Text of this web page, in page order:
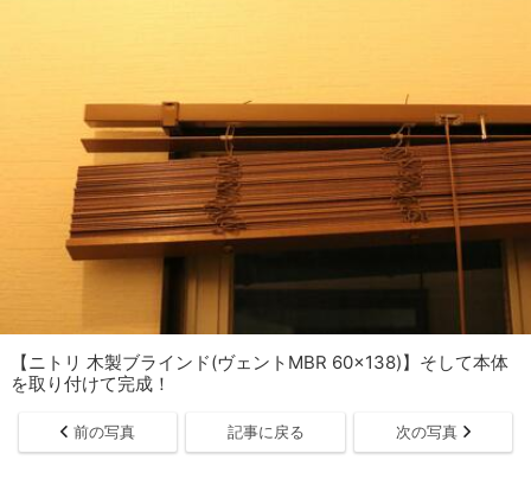
【ニトリ 木製ブラインド(ヴェントMBR 60x138)】そして本体
を取り付けて完成！
前の写真 記事に戻る 次の写真